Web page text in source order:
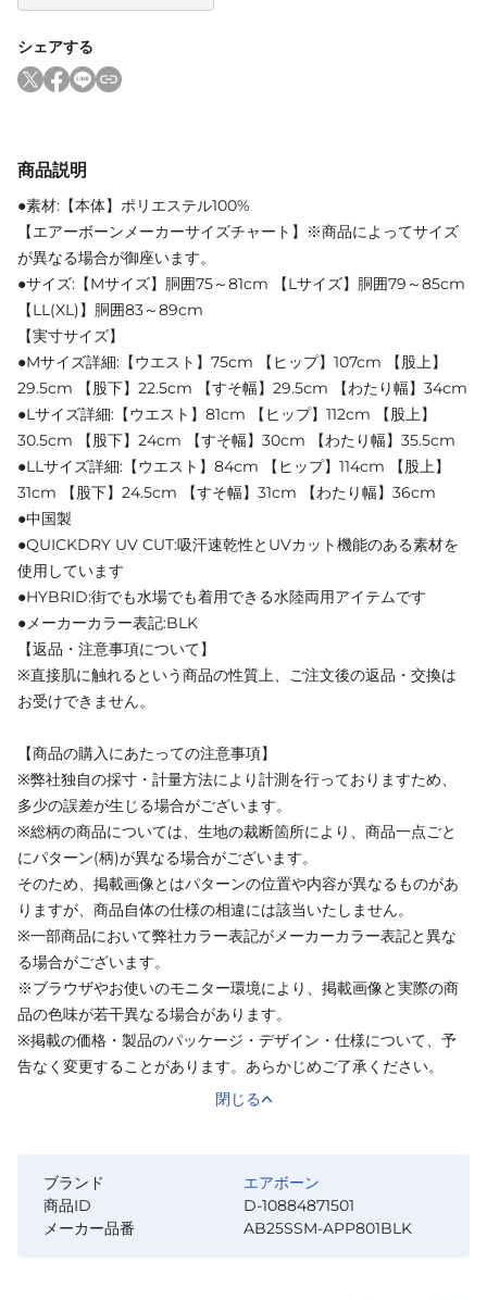
シェアする
商品説明
●素材:【本体】ポリエステル100%
【エアーボーンメーカーサイズチャート】※商品によってサイズ
が異なる場合が御座います。
●サイズ:【Mサイズ】胴囲75～81cm 【Lサイズ】胴囲79～85cm
【LL(XL)】胴囲83～89cm
【実寸サイズ】
●Mサイズ詳細:【ウエスト】75cm 【ヒップ】107cm 【股上】
29.5cm 【股下】22.5cm 【すそ幅】29.5cm 【わたり幅】34cm
●Lサイズ詳細:【ウエスト】81cm 【ヒップ】112cm 【股上】
30.5cm 【股下】24cm 【すそ幅】30cm 【わたり幅】35.5cm
●LLサイズ詳細:【ウエスト】84cm 【ヒップ】114cm 【股上】
31cm 【股下】24.5cm 【すそ幅】31cm 【わたり幅】36cm
●中国製
●QUICKDRY UV CUT:吸汗速乾性とUVカット機能のある素材を
使用しています
●HYBRID:街でも水場でも着用できる水陸両用アイテムです
●メーカーカラー表記:BLK
【返品・注意事項について】
※直接肌に触れるという商品の性質上、ご注文後の返品・交換は
お受けできません。
【商品の購入にあたっての注意事項】
※弊社独自の採寸・計量方法により計測を行っておりますため、
多少の誤差が生じる場合がございます。
※総柄の商品については、生地の裁断箇所により、商品一点ごと
にパターン(柄)が異なる場合がございます。
そのため、掲載画像とはパターンの位置や内容が異なるものがあ
りますが、商品自体の仕様の相違には該当いたしません。
※一部商品において弊社カラー表記がメーカーカラー表記と異な
る場合がございます。
※ブラウザやお使いのモニター環境により、掲載画像と実際の商
品の色味が若干異なる場合があります。
※掲載の価格・製品のパッケージ・デザイン・仕様について、予
告なく変更することがあります。あらかじめご了承ください。
閉じる
ブランド
エアボーン
商品ID
D-10884871501
メーカー品番
AB25SSM-APP801BLK